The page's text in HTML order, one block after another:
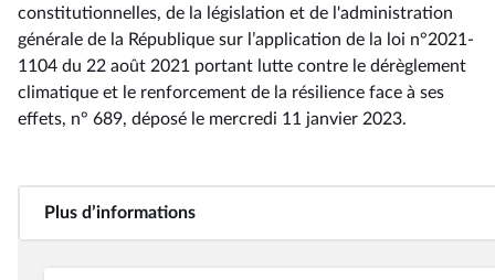
constitutionnelles, de la législation et de l'administration
générale de la République sur l’application de la loi n°2021-
1104 du 22 août 2021 portant lutte contre le dérèglement
climatique et le renforcement de la résilience face à ses
effets, n° 689, déposé le mercredi 11 janvier 2023.
Plus d’informations